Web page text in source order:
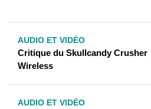
AUDIO ET VIDÉO
Critique du Skullcandy Crusher
Wireless
AUDIO ET VIDÉO